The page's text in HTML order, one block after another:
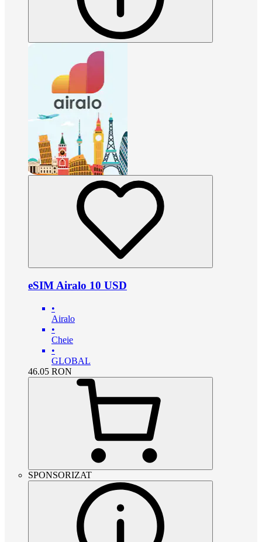
eSIM Airalo 10 USD
•
Airalo
•
Cheie
•
GLOBAL
46.05 RON
SPONSORIZAT